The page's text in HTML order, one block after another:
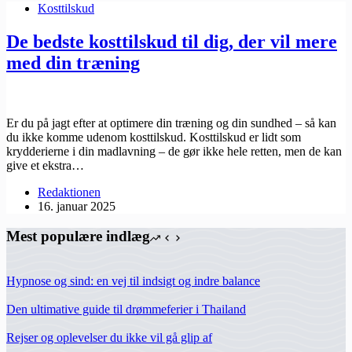
Kosttilskud
De bedste kosttilskud til dig, der vil mere
med din træning
Er du på jagt efter at optimere din træning og din sundhed – så kan
du ikke komme udenom kosttilskud. Kosttilskud er lidt som
krydderierne i din madlavning – de gør ikke hele retten, men de kan
give et ekstra…
Redaktionen
16. januar 2025
Mest populære indlæg
Hypnose og sind: en vej til indsigt og indre balance
Den ultimative guide til drømmeferier i Thailand
Rejser og oplevelser du ikke vil gå glip af